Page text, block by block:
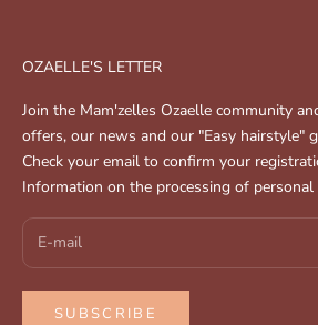
OZAELLE'S LETTER
Join the Mam'zelles Ozaelle community
offers, our news and our "Easy hairstyle"
Check your email to confirm your
Information on the processing of personal
SUBSCRIBE